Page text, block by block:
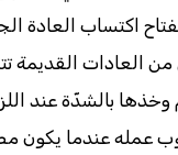
العادة الجديدة،
القديمة
بالشدّة عند
عمله عندما يكون